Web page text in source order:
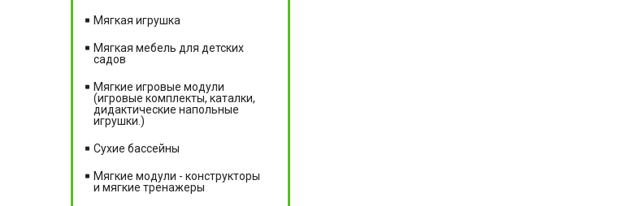
Мягкая игрушка
Мягкая мебель для детских
садов
Мягкие игровые модули
(игровые комплекты, каталки,
дидактические напольные
игрушки.)
Сухие бассейны
Мягкие модули - конструкторы
и мягкие тренажеры